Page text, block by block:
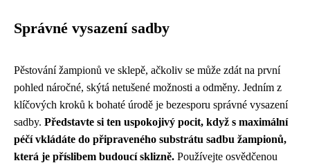
Správné vysazení sadby
Pěstování žampionů ve sklepě, ačkoliv se může zdát na první
pohled náročné, skýtá netušené možnosti a odměny. Jedním z
klíčových kroků k bohaté úrodě je bezesporu správné vysazení
sadby. Představte si ten uspokojivý pocit, když s maximální
péčí vkládáte do připraveného substrátu sadbu žampionů,
která je příslibem budoucí sklizně. Používejte osvědčenou